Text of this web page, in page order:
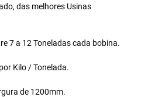
das melhores Usinas
7 a 12 Toneladas cada bobina.
Kilo / Tonelada.
de 1200mm.